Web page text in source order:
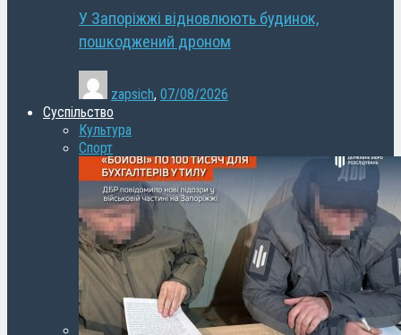
У Запоріжжі відновлюють будинок,
пошкоджений дроном
zapsich, 07/08/2026
Суспільство
Культура
Спорт